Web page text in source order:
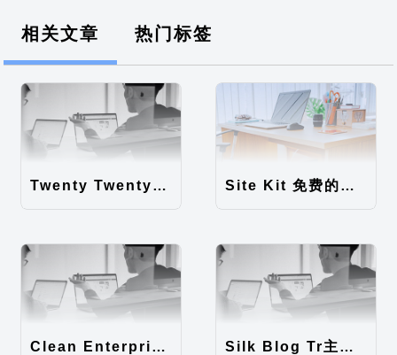
相关文章 热门标签
Twenty Twenty-Five 免费的WordPress内容主题 Site Kit 免费的WordPress数据统计插件
Clean Enterprise主题汉化包 Silk Blog Tr主题汉化包